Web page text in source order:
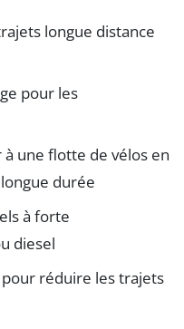
longue distance
pour les
une flotte de vélos en
durée
à forte
diesel
réduire les trajets